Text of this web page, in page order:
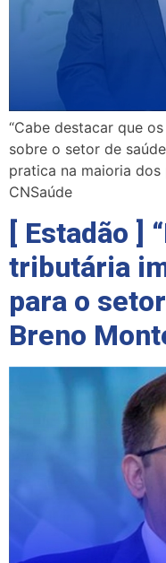
“Cabe destacar que
sobre o setor de
pratica na maioria dos
CNSaúde
[ Estadão ]
tributária
para o
Breno